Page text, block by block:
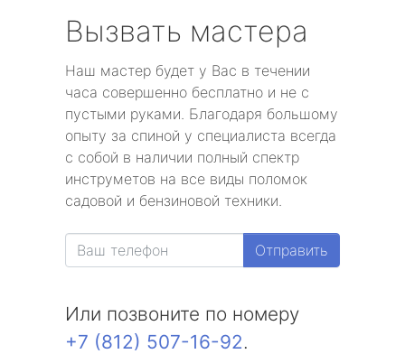
Вызвать мастера
Наш мастер будет у Вас в течении
часа совершенно бесплатно и не с
пустыми руками. Благодаря большому
опыту за спиной у специалиста всегда
с собой в наличии полный спектр
инструметов на все виды поломок
садовой и бензиновой техники.
Отправить
Или позвоните по номеру
+7 (812) 507-16-92.